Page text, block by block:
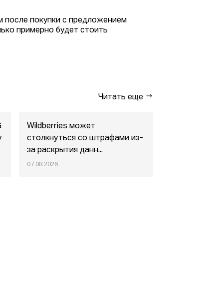
после покупки с предложением
примерно будет стоить
Читать еще
Wildberries может
столкнуться со штрафами из-
за раскрытия данн...
07.08.2026